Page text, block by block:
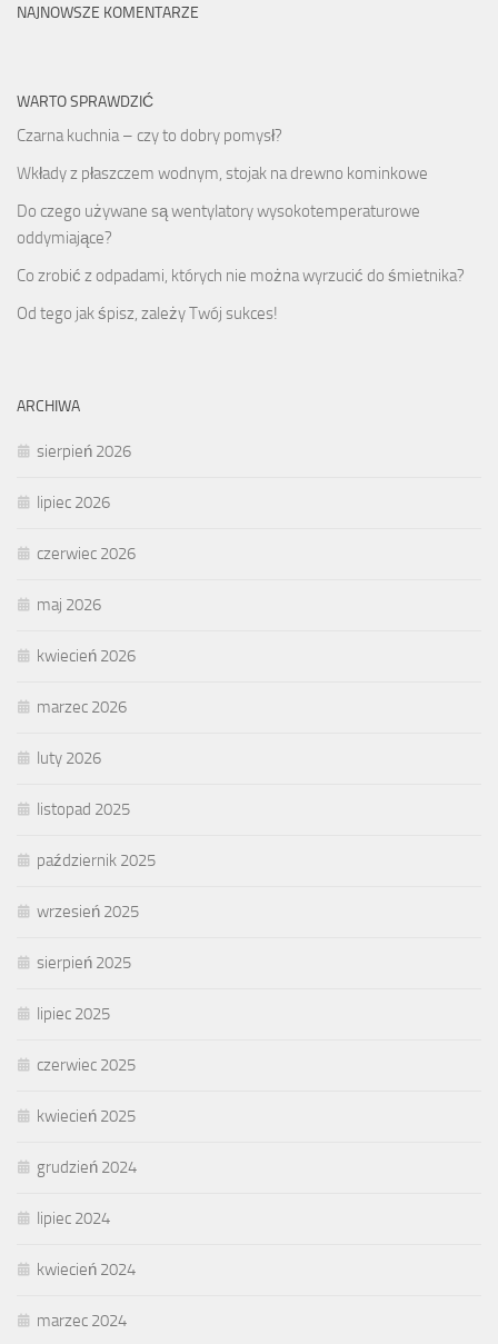
NAJNOWSZE KOMENTARZE
WARTO SPRAWDZIĆ
Czarna kuchnia – czy to dobry pomysł?
Wkłady z płaszczem wodnym, stojak na drewno kominkowe
Do czego używane są wentylatory wysokotemperaturowe
oddymiające?
Co zrobić z odpadami, których nie można wyrzucić do śmietnika?
Od tego jak śpisz, zależy Twój sukces!
ARCHIWA
sierpień 2026
lipiec 2026
czerwiec 2026
maj 2026
kwiecień 2026
marzec 2026
luty 2026
listopad 2025
październik 2025
wrzesień 2025
sierpień 2025
lipiec 2025
czerwiec 2025
kwiecień 2025
grudzień 2024
lipiec 2024
kwiecień 2024
marzec 2024